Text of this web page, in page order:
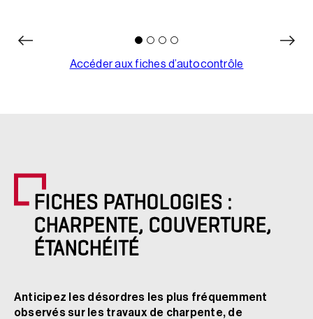
Accéder aux fiches d’autocontrôle
FICHES PATHOLOGIES :
CHARPENTE, COUVERTURE,
ÉTANCHÉITÉ
Anticipez les désordres les plus fréquemment
observés sur les travaux de charpente, de